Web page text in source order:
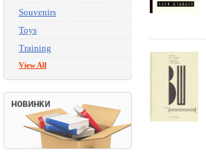
Souvenirs
Toys
Training
View All